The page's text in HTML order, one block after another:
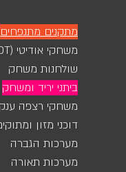
מתקנים מתנפחים
משחקי אודיטי (ODT)
שולחנות משחק
ביתני יריד ומשחק
משחקי רצפה
דוכני מזון
מערכות הגברה
מערכות תאורה